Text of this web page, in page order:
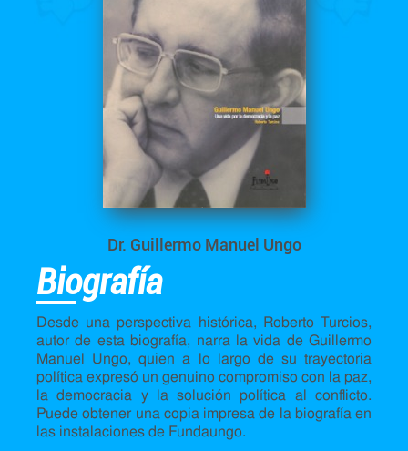
Dr. Guillermo Manuel Ungo
Biografía
Desde una perspectiva histórica, Roberto Turcios,
autor de esta biografía, narra la vida de Guillermo
Manuel Ungo, quien a lo largo de su trayectoria
política expresó un genuino compromiso con la paz,
la democracia y la solución política al conflicto.
Puede obtener una copia impresa de la biografía en
las instalaciones de Fundaungo.